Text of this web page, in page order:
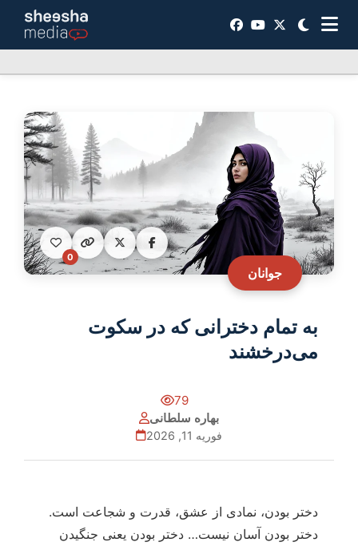
جوانان
0
به تمام دخترانی که در سکوت
می‌درخشند
79
بهاره سلطانی
فوریه 11, 2026
دختر بودن، نمادی از عشق، قدرت و شجاعت است.
دختر بودن آسان نیست… دختر بودن یعنی جنگیدن